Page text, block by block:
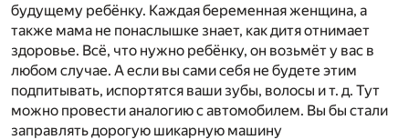
будущему ребёнку. Каждая беременная женщина, а
также мама не понаслышке знает, как дитя отнимает
здоровье. Всё, что нужно ребёнку, он возьмёт у вас в
любом случае. А если вы сами себя не будете этим
подпитывать, испортятся ваши зубы, волосы и т. д. Тут
можно провести аналогию с автомобилем. Вы бы стали
заправлять дорогую шикарную машину